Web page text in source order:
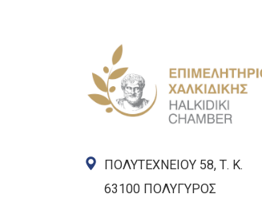
ΠΟΛΥΤΕΧΝΕΙΟΥ 58, Τ. Κ.
63100 ΠΟΛΥΓΥΡΟΣ